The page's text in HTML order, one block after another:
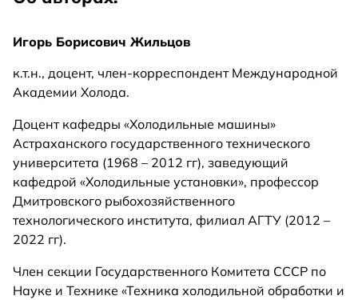
Игорь Борисович Жильцов
к.т.н., доцент, член-корреспондент Международной
Академии Холода.
Доцент кафедры «Холодильные машины»
Астраханского государственного технического
университета (1968 – 2012 гг), заведующий
кафедрой «Холодильные установки», профессор
Дмитровского рыбохозяйственного
технологического института, филиал АГТУ (2012 –
2022 гг).
Член секции Государственного Комитета СССР по
Науке и Технике «Техника холодильной обработки и